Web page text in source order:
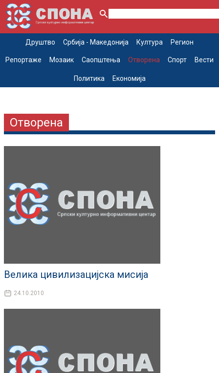
Друштво Србија - Македонија Култура Регион
Репортаже Мозаик Саопштења Отворена Спорт Вести
Политика Економија
Отворена
Велика цивилизацијска мисија
24.10.2010